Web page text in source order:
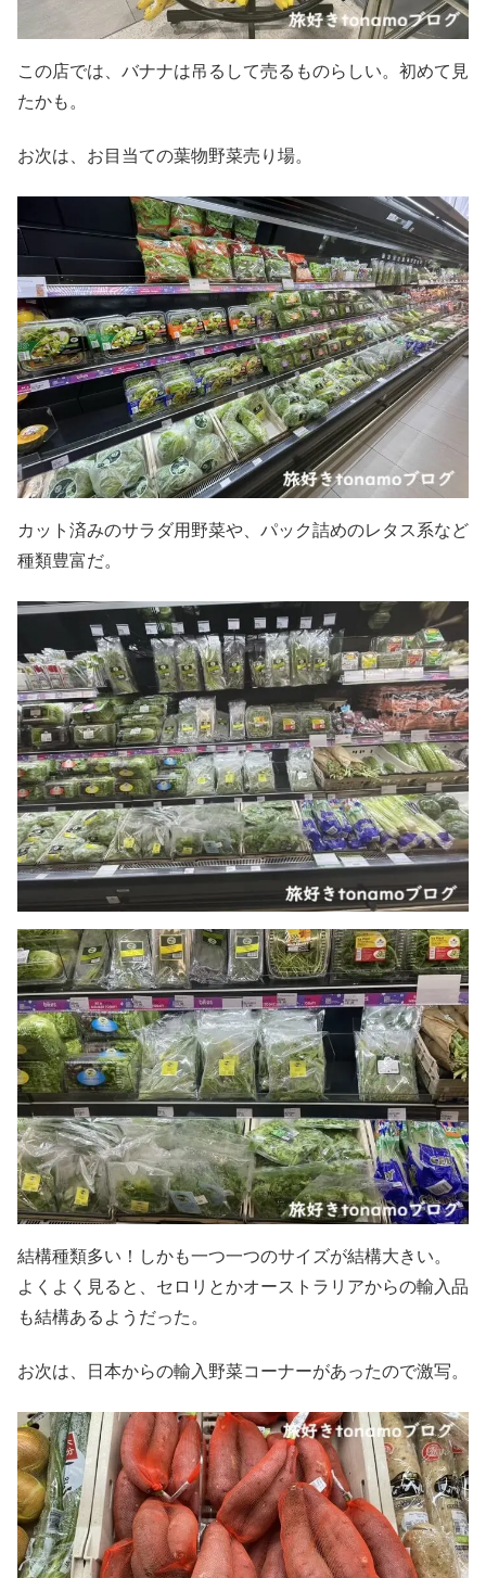
この店では、バナナは吊るして売るものらしい。初めて見
たかも。
お次は、お目当ての葉物野菜売り場。
カット済みのサラダ用野菜や、パック詰めのレタス系など
種類豊富だ。
結構種類多い！しかも一つ一つのサイズが結構大きい。
よくよく見ると、セロリとかオーストラリアからの輸入品
も結構あるようだった。
お次は、日本からの輸入野菜コーナーがあったので激写。